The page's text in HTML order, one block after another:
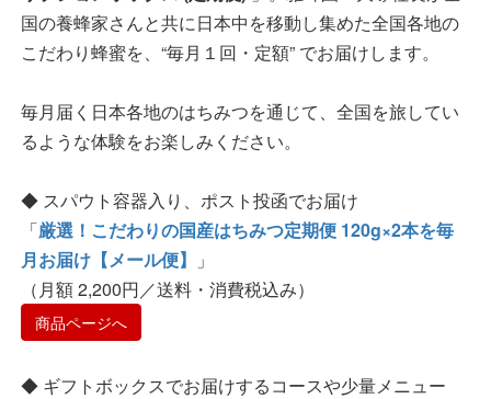
国の養蜂家さんと共に日本中を移動し集めた全国各地の
こだわり蜂蜜を、“毎月１回・定額” でお届けします。
毎月届く日本各地のはちみつを通じて、全国を旅してい
るような体験をお楽しみください。
◆ スパウト容器入り、ポスト投函でお届け
「厳選！こだわりの国産はちみつ定期便 120g×2本を毎
月お届け【メール便】
」
（月額 2,200円／送料・消費税込み）
商品ページへ
◆ ギフトボックスでお届けするコースや少量メニュー